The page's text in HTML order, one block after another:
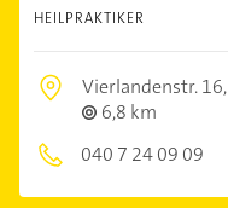
HEILPRAKTIKER
Vierlandenstr. 16,
6,8 km
040 7 24 09 09